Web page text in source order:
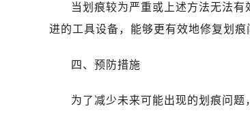
当划痕较为严重或上述方法无法
进的工具设备，能够更有效地修复划
四、预防措施
为了减少未来可能出现的划痕问题